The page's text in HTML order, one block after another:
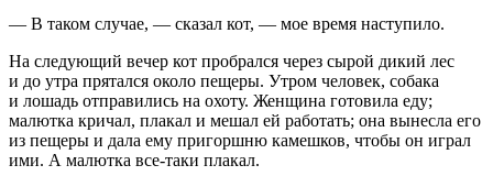
— В таком случае, — сказал кот, — мое время наступило.
На следующий вечер кот пробрался через сырой дикий лес
и до утра прятался около пещеры. Утром человек, собака
и лошадь отправились на охоту. Женщина готовила еду;
малютка кричал, плакал и мешал ей работать; она вынесла его
из пещеры и дала ему пригоршню камешков, чтобы он играл
ими. А малютка все-таки плакал.